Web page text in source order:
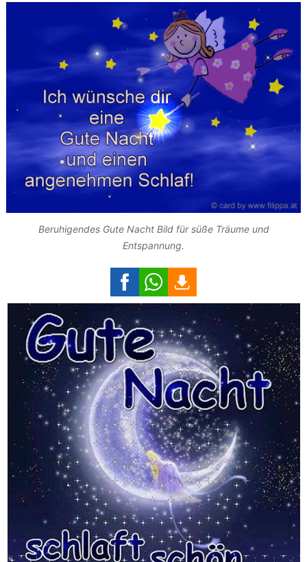
Beruhigendes Gute Nacht Bild für süße Träume und
Entspannung.